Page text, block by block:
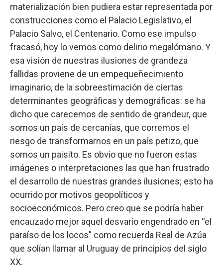
materialización bien pudiera estar representada por
construcciones como el Palacio Legislativo, el
Palacio Salvo, el Centenario. Como ese impulso
fracasó, hoy lo vemos como delirio megalómano. Y
esa visión de nuestras ilusiones de grandeza
fallidas proviene de un empequeñecimiento
imaginario, de la sobreestimación de ciertas
determinantes geográficas y demográficas: se ha
dicho que carecemos de sentido de grandeur, que
somos un país de cercanías, que corremos el
riesgo de transformarnos en un país petizo, que
somos un paisito. Es obvio que no fueron estas
imágenes o interpretaciones las que han frustrado
el desarrollo de nuestras grandes ilusiones; esto ha
ocurrido por motivos geopolíticos y
socioeconómicos. Pero creo que se podría haber
encauzado mejor aquel desvarío engendrado en “el
paraíso de los locos” como recuerda Real de Azúa
que solían llamar al Uruguay de principios del siglo
XX.